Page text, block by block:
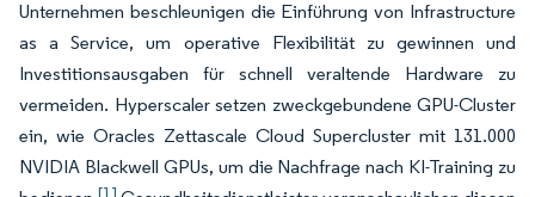
Unternehmen beschleunigen die Einführung von Infrastructure
as a Service, um operative Flexibilität zu gewinnen und
Investitionsausgaben für schnell veraltende Hardware zu
vermeiden. Hyperscaler setzen zweckgebundene GPU-Cluster
ein, wie Oracles Zettascale Cloud Supercluster mit 131.000
NVIDIA Blackwell GPUs, um die Nachfrage nach KI-Training zu
[1]